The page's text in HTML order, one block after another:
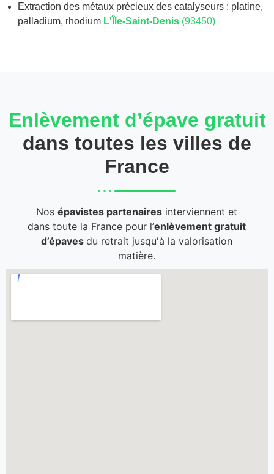
Extraction des métaux précieux des catalyseurs : platine,
palladium, rhodium L'Île-Saint-Denis (93450)
Enlèvement d’épave gratuit
dans toutes les villes de
France
Nosépavistes partenaires interviennent et
dans toute la France pour l’enlèvement gratuit
d’épavesdu retrait jusqu'à la valorisation
matière.